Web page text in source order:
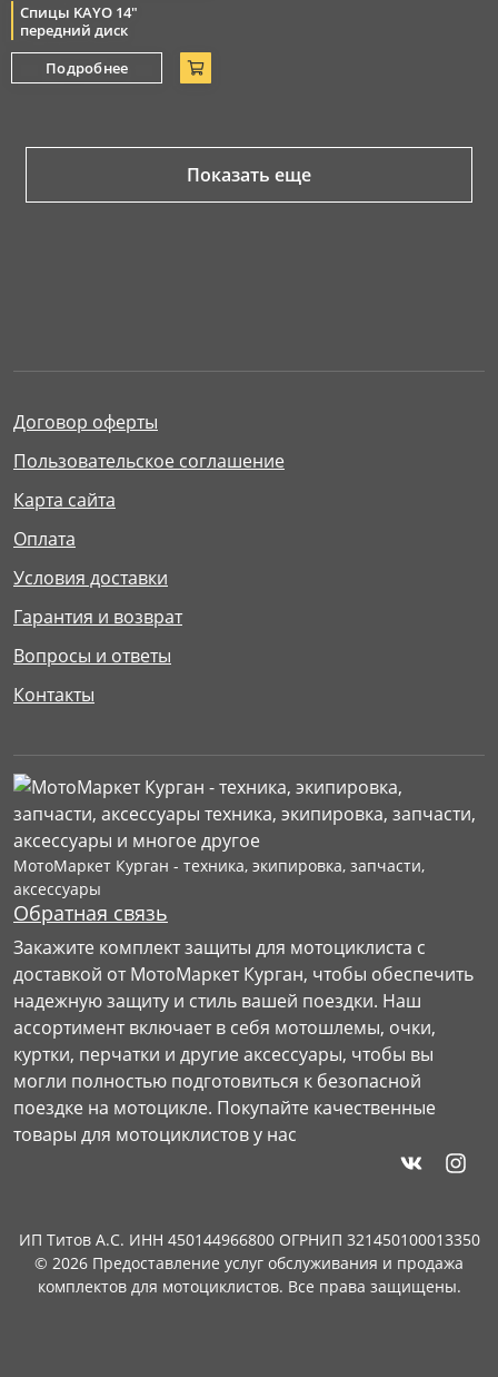
Спицы KAYO 14"
передний диск
Подробнее
Показать еще
Договор оферты
Пользовательское соглашение
Карта сайта
Оплата
Условия доставки
Гарантия и возврат
Вопросы и ответы
Контакты
МотоМаркет Курган - техника, экипировка, запчасти,
аксессуары
Обратная связь
Закажите комплект защиты для мотоциклиста с
доставкой от МотоМаркет Курган, чтобы обеспечить
надежную защиту и стиль вашей поездки. Наш
ассортимент включает в себя мотошлемы, очки,
куртки, перчатки и другие аксессуары, чтобы вы
могли полностью подготовиться к безопасной
поездке на мотоцикле. Покупайте качественные
товары для мотоциклистов у нас
ИП Титов А.С. ИНН 450144966800 ОГРНИП 321450100013350
© 2026 Предоставление услуг обслуживания и продажа
комплектов для мотоциклистов. Все права защищены.